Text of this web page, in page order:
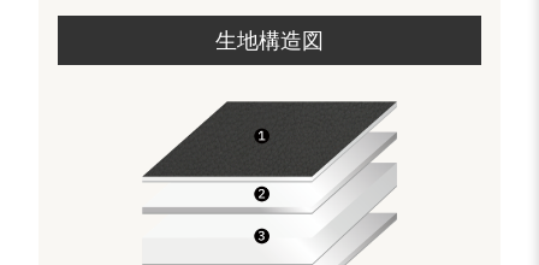
生地構造図